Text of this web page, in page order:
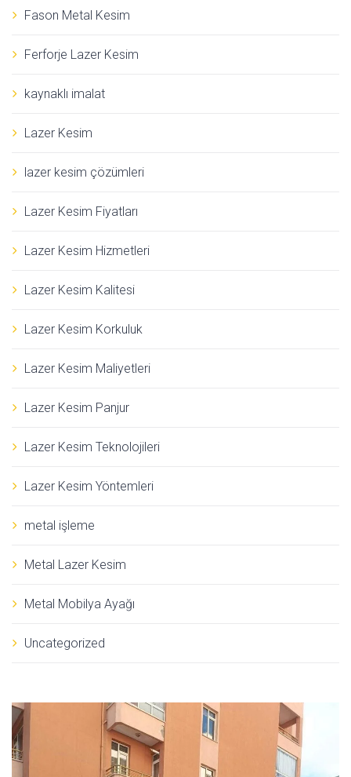
Fason Metal Kesim
Ferforje Lazer Kesim
kaynaklı imalat
Lazer Kesim
lazer kesim çözümleri
Lazer Kesim Fiyatları
Lazer Kesim Hizmetleri
Lazer Kesim Kalitesi
Lazer Kesim Korkuluk
Lazer Kesim Maliyetleri
Lazer Kesim Panjur
Lazer Kesim Teknolojileri
Lazer Kesim Yöntemleri
metal işleme
Metal Lazer Kesim
Metal Mobilya Ayağı
Uncategorized